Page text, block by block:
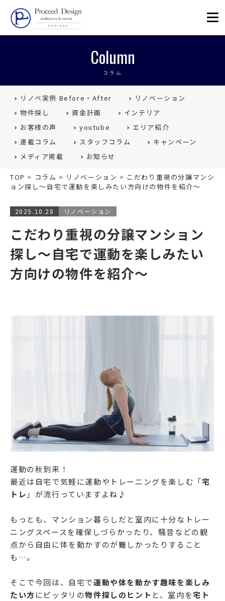
リノベーションを福岡で。
Column
コラム
リノベ実例 Before・After
リノベーション
物件探し
資金計画
インテリア
お客様の声
youtube
エリア紹介
連載コラム
スタッフコラム
キャンペーン
メディア掲載
お知らせ
TOP > コラム > リノベーション > こだわり重視の分譲マンシ
ョン探し〜自宅で運動を楽しみたい方向けの物件を紹介〜
2025.10.28 リノベーション
こだわり重視の分譲マンション
探し〜自宅で運動を楽しみたい
方向けの物件を紹介〜
運動の秋到来！
最近は自宅で気軽に運動やトレーニングを楽しむ「宅
トレ 」が流行っていますよね♪
もっとも、マンション暮らしだと室内に十分なトレー
ニングスペースを確保しづらかったり、騒音などの観
点から自由に体を動かすのが難しかったりすること
も…。
そこで今回は、自宅で運動や体を動かす趣味を楽しみ
たい方にピッタリの物件探しのヒント と、室内を宅ト